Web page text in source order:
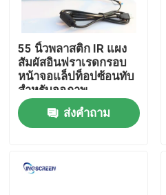
55 นิ้วพลาสติก IR แผง
สัมผัสอินฟราเรดกรอบ
หน้าจอแล็ปท็อปซ้อนทับ
สำหรับจอภาพ
ส่งคำถาม